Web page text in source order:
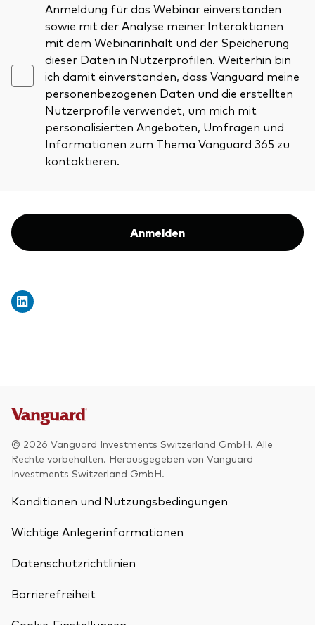
Anmeldung für das Webinar einverstanden
sowie mit der Analyse meiner Interaktionen
mit dem Webinarinhalt und der Speicherung
dieser Daten in Nutzerprofilen. Weiterhin bin
ich damit einverstanden, dass Vanguard meine
personenbezogenen Daten und die erstellten
Nutzerprofile verwendet, um mich mit
personalisierten Angeboten, Umfragen und
Informationen zum Thema Vanguard 365 zu
kontaktieren.
Anmelden
© 2026 Vanguard Investments Switzerland GmbH. Alle
Rechte vorbehalten. Herausgegeben von Vanguard
Investments Switzerland GmbH.
Konditionen und Nutzungsbedingungen
Wichtige Anlegerinformationen
Datenschutzrichtlinien
Barrierefreiheit